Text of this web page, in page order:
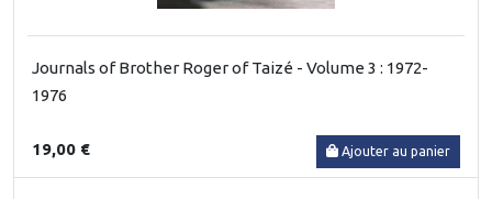
Journals of Brother Roger of Taizé - Volume 3 : 1972-
1976
19,00 € Ajouter au panier